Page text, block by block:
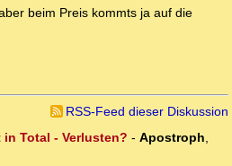
beim Preis kommts ja auf die
RSS-Feed dieser Diskussion
Total - Verlusten? - Apostroph,